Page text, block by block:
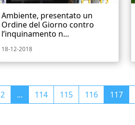
Ambiente, presentato un
Ordine del Giorno contro
l’inquinamento n...
18-12-2018
2 ... 114 115 116 117